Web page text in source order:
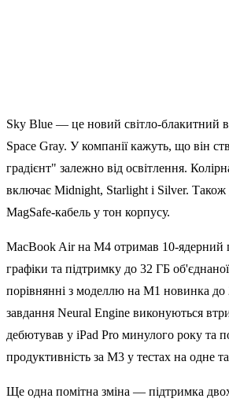
Sky Blue — це новий світло-блакитний
Space Gray. У компанії кажуть, що він
градієнт" залежно від освітлення.
включає Midnight, Starlight і Silver. Також
MagSafe-кабель у тон корпусу.
MacBook Air на M4 отримав 10-ядерний
графіки та підтримку до 32 ГБ
порівнянні з моделлю на M1 новинка до
завдання Neural Engine виконуються
дебютував у iPad Pro минулого року та
продуктивність за M3 у тестах на одне
Ще одна помітна зміна — підтримка